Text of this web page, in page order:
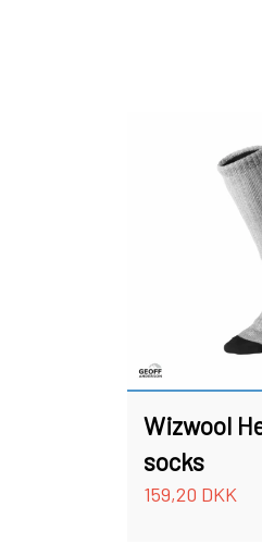
ANDRE
TILBEHØR
STANGRØR
Wizwool
socks
159,20 DKK